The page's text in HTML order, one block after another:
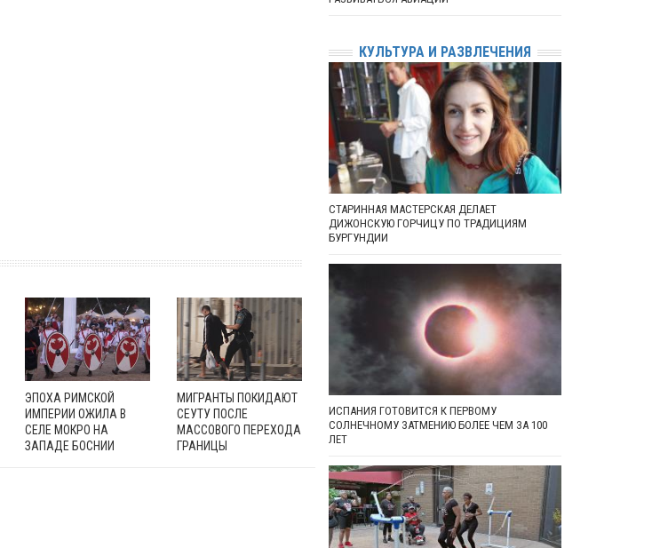
ЭПОХА РИМСКОЙ
ИМПЕРИИ ОЖИЛА В
СЕЛЕ МОКРО НА
ЗАПАДЕ БОСНИИ
МИГРАНТЫ ПОКИДАЮТ
СЕУТУ ПОСЛЕ
МАССОВОГО ПЕРЕХОДА
ГРАНИЦЫ
КУЛЬТУРА И РАЗВЛЕЧЕНИЯ
СТАРИННАЯ МАСТЕРСКАЯ ДЕЛАЕТ
ДИЖОНСКУЮ ГОРЧИЦУ ПО ТРАДИЦИЯМ
БУРГУНДИИ
ИСПАНИЯ ГОТОВИТСЯ К ПЕРВОМУ
СОЛНЕЧНОМУ ЗАТМЕНИЮ БОЛЕЕ ЧЕМ ЗА 100
ЛЕТ